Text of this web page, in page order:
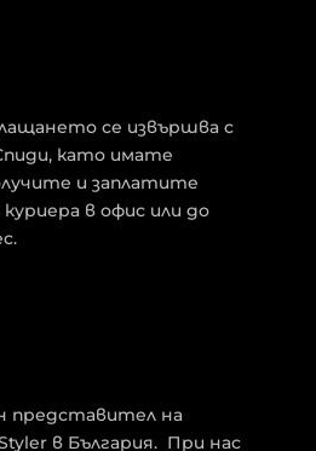
се извършва с
като имате
и заплатите
в офис или до
представител на
в България. При нас